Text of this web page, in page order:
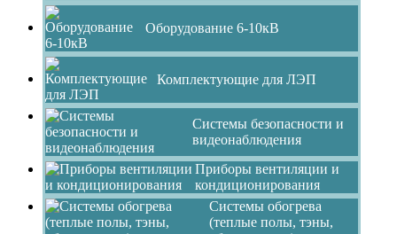
Оборудование 6-10кВ
Комплектующие для ЛЭП
Системы безопасности и
видеонаблюдения
Приборы вентиляции и
кондиционирования
Системы обогрева
(теплые полы, тэны,